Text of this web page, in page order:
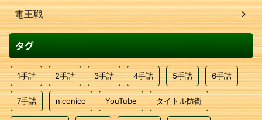
電王戦
タグ
1手詰 2手詰 3手詰 4手詰 5手詰 6手詰
7手詰 niconico YouTube タイトル防衛